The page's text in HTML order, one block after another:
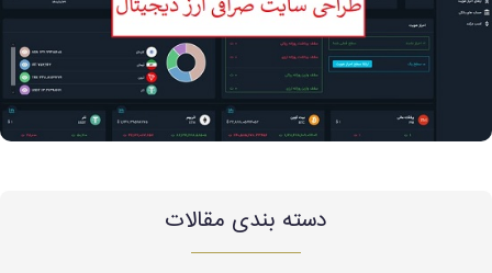
دسته بندی مقالات